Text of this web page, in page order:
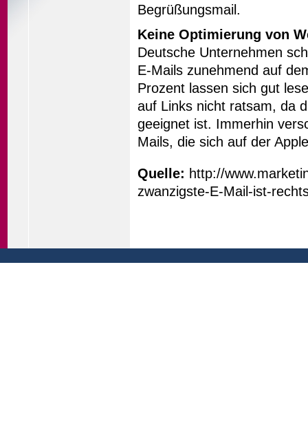
Begrüßungsmail.
Keine Optimierung von
Deutsche Unternehmen
E-Mails zunehmend auf
Prozent lassen sich gut
auf Links nicht ratsam, da
geeignet ist. Immerhin
Mails, die sich auf der
Quelle: http://
zwanzigste-E-Mail-ist-